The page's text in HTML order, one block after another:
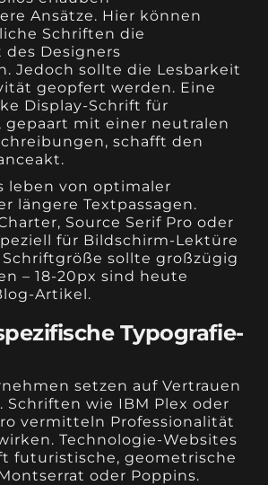
Ansätze. Hier können
Schriften die
Designers
Jedoch sollte die Lesbarkeit
geopfert werden. Eine
Display-Schrift für
gepaart mit einer neutralen
schafft den
leben von optimaler
längere Textpassagen.
Source Serif Pro oder
für Bildschirm-Lektüre
sollte großzügig
– 18-20px sind heute
Artikel.
Typografie-
setzen auf Vertrauen
Schriften wie IBM Plex oder
vermitteln Professionalität
Technologie-Websites
futuristische, geometrische
oder Poppins.